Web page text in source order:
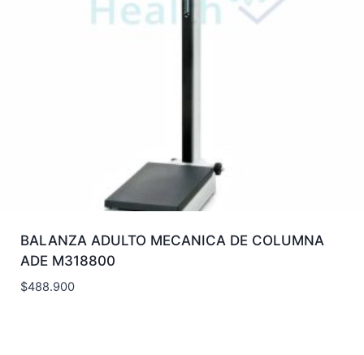
BALANZA ADULTO MECANICA DE COLUMNA
ADE M318800
$488.900